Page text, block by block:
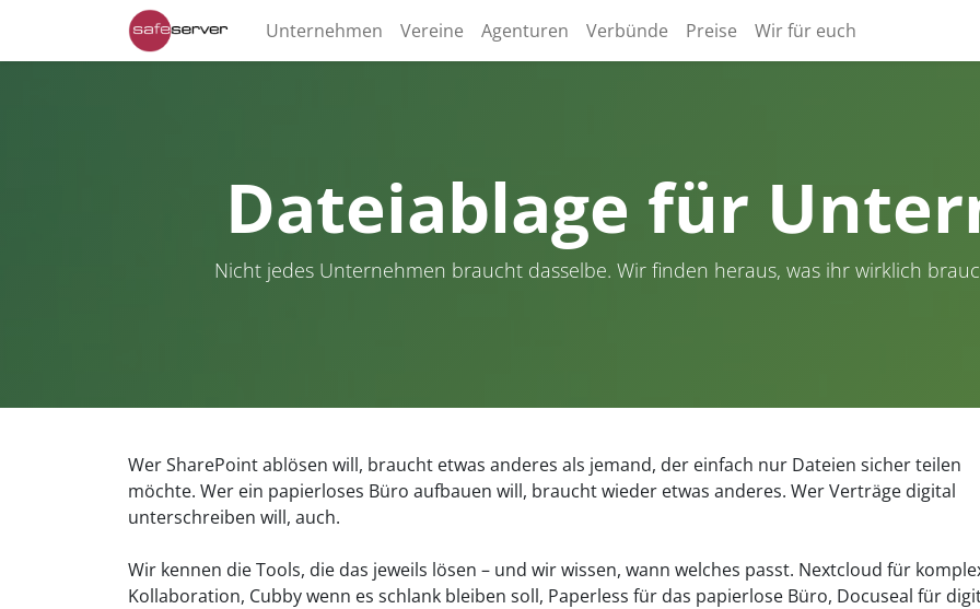
Unternehmen Vereine Agenturen Verbünde Preise Wir für euch
Dateiablage für
Nicht jedes Unternehmen braucht dasselbe. Wir finden heraus, was ihr wirklich
Wer SharePoint ablösen will, braucht etwas anderes als jemand, der einfach nur Dateien sicher teilen
möchte. Wer ein papierloses Büro aufbauen will, braucht wieder etwas anderes. Wer Verträge digital
unterschreiben will, auch.
Wir kennen die Tools, die das jeweils lösen – und wir wissen, wann welches passt. Nextcloud für
Kollaboration, Cubby wenn es schlank bleiben soll, Paperless für das papierlose Büro, Docuseal für